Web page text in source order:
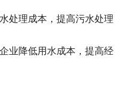
处理成本，提高污水处理
业降低用水成本，提高经